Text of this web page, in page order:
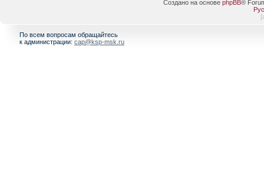
Создано на основе phpBB®
[
По всем вопросам обращайтесь
к администрации: cap@ksp-msk.ru